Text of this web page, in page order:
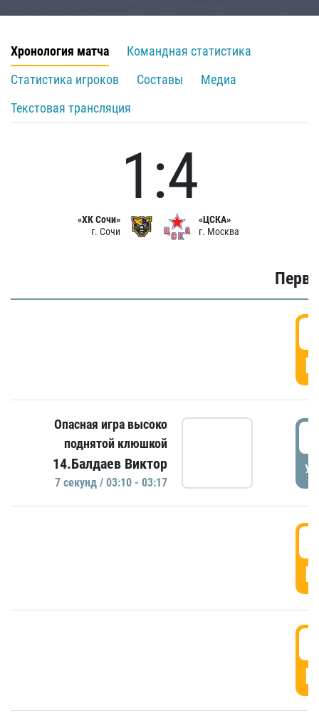
Хронология матча
Командная статистика
Статистика игроков
Составы
Медиа
Текстовая трансляция
«ХК Сочи»
г. Сочи
1:4
«ЦСКА»
г. Москва
Опасная игра высоко
поднятой клюшкой
14.Балдаев Виктор
7 секунд / 03:10 - 03:17